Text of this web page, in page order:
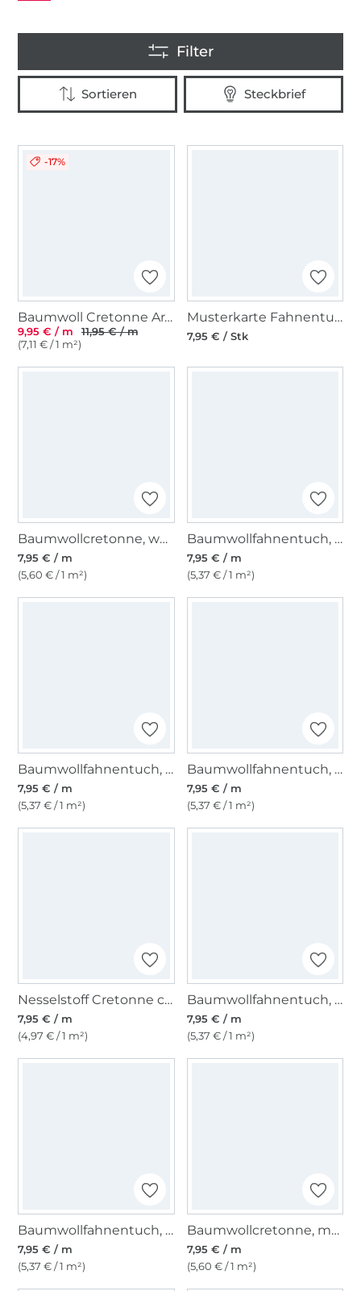
-17%
Baumwoll Cretonne Arabesque, schwarz
9,95 € / m
11,95 € / m
(7,11 € / 1 m²)
Musterkarte Fahnentuch / Cretonne
7,95 € / Stk
Baumwollcretonne, weiß
7,95 € / m
(5,60 € / 1 m²)
Baumwollfahnentuch, hellbeige
7,95 € / m
(5,37 € / 1 m²)
Baumwollfahnentuch, apfelgrün
7,95 € / m
(5,37 € / 1 m²)
Baumwollfahnentuch, lindgrün
7,95 € / m
(5,37 € / 1 m²)
Nesselstoff Cretonne creme
7,95 € / m
(4,97 € / 1 m²)
Baumwollfahnentuch, schwarz
7,95 € / m
(5,37 € / 1 m²)
Baumwollfahnentuch, royalblau
7,95 € / m
(5,37 € / 1 m²)
Baumwollcretonne, marine
7,95 € / m
(5,60 € / 1 m²)